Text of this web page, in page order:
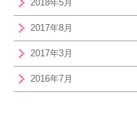
2018年5月
2017年8月
2017年3月
2016年7月